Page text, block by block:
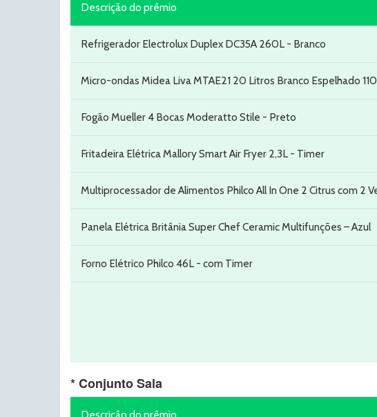
Descrição do prêmio
Refrigerador Electrolux Duplex DC35A 260L - Branco
Micro-ondas Midea Liva MTAE21 20 Litros Branco Espelhado
Fogão Mueller 4 Bocas Moderatto Stile - Preto
Fritadeira Elétrica Mallory Smart Air Fryer 2,3L - Timer
Multiprocessador de Alimentos Philco All In One 2 Citrus com 2
Panela Elétrica Britânia Super Chef Ceramic Multifunções – Azul
Forno Elétrico Philco 46L - com Timer
* Conjunto Sala